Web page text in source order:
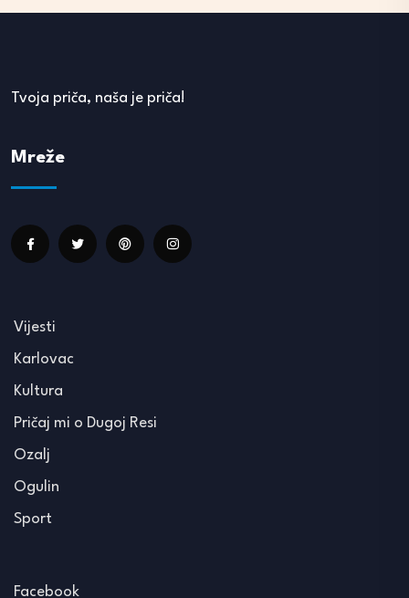
Tvoja priča, naša je priča!
Mreže
Vijesti
Karlovac
Kultura
Pričaj mi o Dugoj Resi
Ozalj
Ogulin
Sport
Facebook